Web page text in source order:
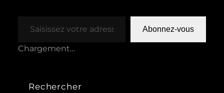
Abonnez-vous
Chargement…
Rechercher